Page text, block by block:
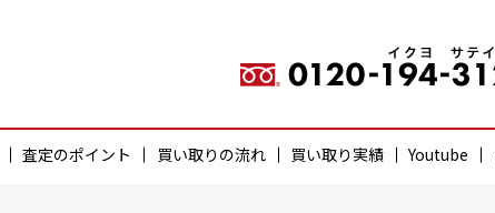
査定のポイント 買い取りの流れ 買い取り実績 Youtube